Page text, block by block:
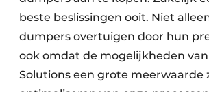
beste beslissingen ooit. Niet
dumpers overtuigen door hun
ook omdat de mogelijkheden van
Solutions een grote meerwaarde